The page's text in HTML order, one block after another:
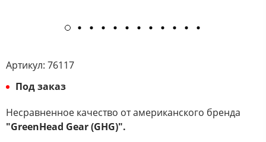
Артикул: 76117
Под заказ
Несравненное качество от американского бренда
"GreenHead Gear (GHG)".